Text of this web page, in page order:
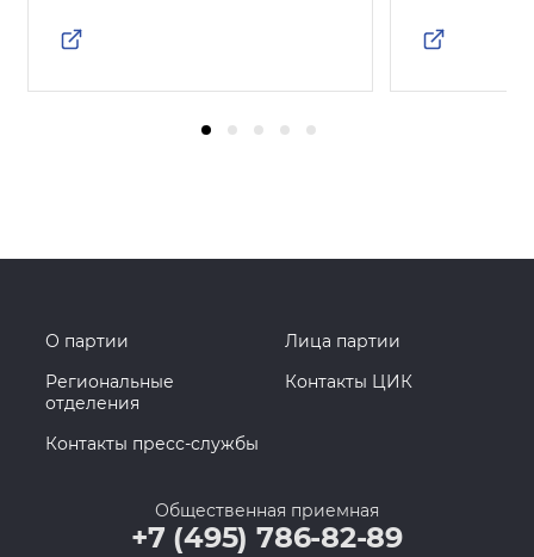
О партии
Лица партии
Региональные
отделения
Контакты ЦИК
Контакты пресс-службы
Общественная приемная
+7 (495) 786-82-89